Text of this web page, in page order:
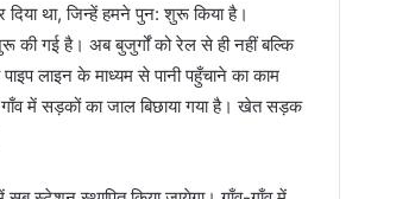
था, जिन्हें हमने पुन: शुरू किया है।
की गई है। अब बुजुर्गों को रेल से ही नहीं बल्कि
लाइन के माध्यम से पानी पहुँचाने का काम
गाँव में सड़कों का जाल बिछाया गया है। खेत सड़क